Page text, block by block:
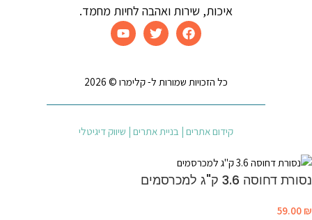
איכות, שירות ואהבה לחיות מחמד.
כל הזכויות שמורות ל- קלימרו © 2026
קידום אתרים | בניית אתרים | שיווק דיגיטלי
נסורת דחוסה 3.6 ק"ג למכרסמים
59.00 ₪